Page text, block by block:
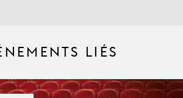
LIÉS